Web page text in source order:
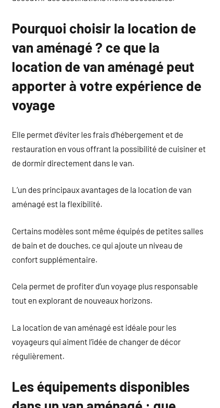
Pourquoi choisir la location de
van aménagé ? ce que la
location de van aménagé peut
apporter à votre expérience de
voyage
Elle permet d’éviter les frais d’hébergement et de
restauration en vous offrant la possibilité de cuisiner et
de dormir directement dans le van.
L’un des principaux avantages de la location de van
aménagé est la flexibilité.
Certains modèles sont même équipés de petites salles
de bain et de douches, ce qui ajoute un niveau de
confort supplémentaire.
Cela permet de profiter d’un voyage plus responsable
tout en explorant de nouveaux horizons.
La location de van aménagé est idéale pour les
voyageurs qui aiment l’idée de changer de décor
régulièrement.
Les équipements disponibles